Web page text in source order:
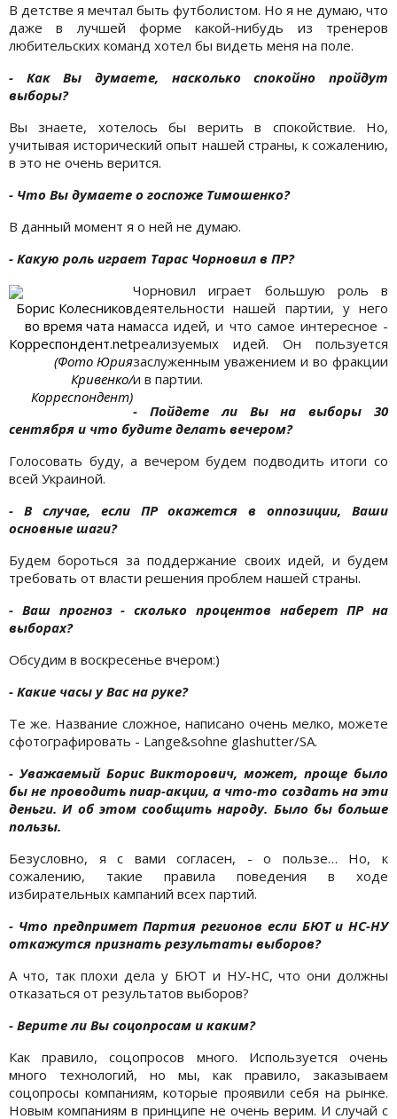
В детстве я мечтал быть футболистом. Но я не думаю, что
даже в лучшей форме какой-нибудь из тренеров
любительских команд хотел бы видеть меня на поле.
- Как Вы думаете, насколько спокойно пройдут
выборы?
Вы знаете, хотелось бы верить в спокойствие. Но,
учитывая исторический опыт нашей страны, к сожалению,
в это не очень верится.
- Что Вы думаете о госпоже Тимошенко?
В данный момент я о ней не думаю.
- Какую роль играет Тарас Чорновил в ПР?
Борис Колесникoв
во время чата на
Корреспондент.net
(Фото Юрия
Кривенко/
Корреспондент)
Чорновил играет большую роль в
деятельности нашей партии, у него
масса идей, и что самое интересное -
реализуемых идей. Он пользуется
заслуженным уважением и во фракции
и в партии.
- Пойдете ли Вы на выборы 30
сентября и что будите делать вечером?
Голосовать буду, а вечером будем подводить итоги со
всей Украиной.
- В случае, если ПР окажется в оппозиции, Ваши
основные шаги?
Будем бороться за поддержание своих идей, и будем
требовать от власти решения проблем нашей страны.
- Ваш прогноз - сколько процентов наберет ПР на
выборах?
Обсудим в воскресенье вчером:)
- Какие часы у Вас на руке?
Те же. Название сложное, написано очень мелко, можете
сфотографировать - Lange&sohne glashutter/SA.
- Уважаемый Борис Викторович, может, проще было
бы не проводить пиар-акции, а что-то создать на эти
деньги. И об этом сообщить народу. Было бы больше
пользы.
Безусловно, я с вами согласен, - о пользе… Но, к
сожалению, такие правила поведения в ходе
избирательных кампаний всех партий.
- Что предпримет Партия регионов если БЮТ и НС-НУ
откажутся признать результаты выборов?
А что, так плохи дела у БЮТ и НУ-НС, что они должны
отказаться от результатов выборов?
- Верите ли Вы соцопросам и каким?
Как правило, соцопросов много. Используется очень
много технологий, но мы, как правило, заказываем
соцопросы компаниям, которые проявили себя на рынке.
Новым компаниям в принципе не очень верим. И случай с